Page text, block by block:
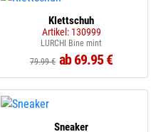
Klettschuh
Artikel: 130999
LURCHI Bine mint
79.99 € ab 69.95 €
Sneaker